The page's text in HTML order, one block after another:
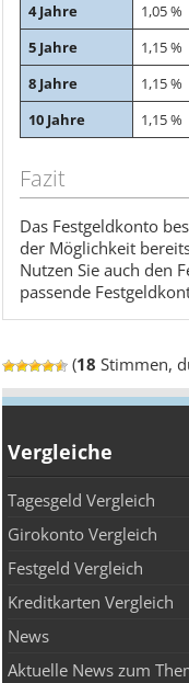
4 Jahre
1,05 %
5 Jahre
1,15 %
8 Jahre
1,15 %
10 Jahre
1,15 %
Fazit
Das Festgeldkonto
der Möglichkeit
Nutzen Sie auch den
passende
(18 Stimmen,
Vergleiche
Tagesgeld Vergleich
Girokonto Vergleich
Festgeld Vergleich
Kreditkarten Vergleich
News
Aktuelle News zum